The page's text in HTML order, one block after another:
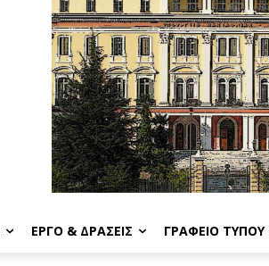
ΈΡΓΟ & ΔΡΆΣΕΙΣ ΓΡΑΦΕΊΟ ΤΎΠΟΥ